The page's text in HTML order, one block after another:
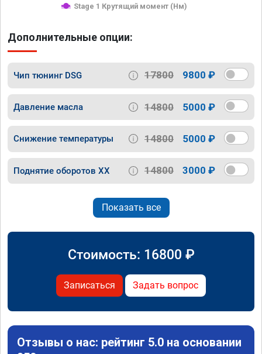
Stage 1 Крутящий момент (Нм)
Дополнительные опции:
Чип тюнинг DSG 17800 9800 ₽
Давление масла 14800 5000 ₽
Снижение температуры 14800 5000 ₽
Поднятие оборотов ХХ 14800 3000 ₽
Показать все
Стоимость: 16800 ₽
Записаться Задать вопрос
Отзывы о нас: рейтинг 5.0 на основании